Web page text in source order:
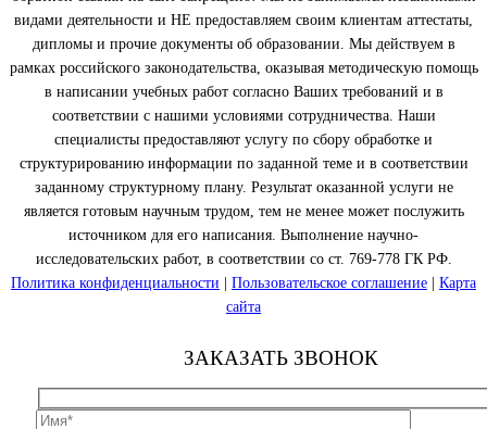
видами деятельности и НЕ предоставляем своим клиентам аттестаты,
дипломы и прочие документы об образовании. Мы действуем в
рамках российского законодательства, оказывая методическую помощь
в написании учебных работ согласно Ваших требований и в
соответствии с нашими условиями сотрудничества. Наши
специалисты предоставляют услугу по сбору обработке и
структурированию информации по заданной теме и в соответствии
заданному структурному плану. Результат оказанной услуги не
является готовым научным трудом, тем не менее может послужить
источником для его написания. Выполнение научно-
исследовательских работ, в соответствии со ст. 769-778 ГК РФ.
Политика конфиденциальности
Пользовательское соглашение
Карта
сайта
ЗАКАЗАТЬ ЗВОНОК